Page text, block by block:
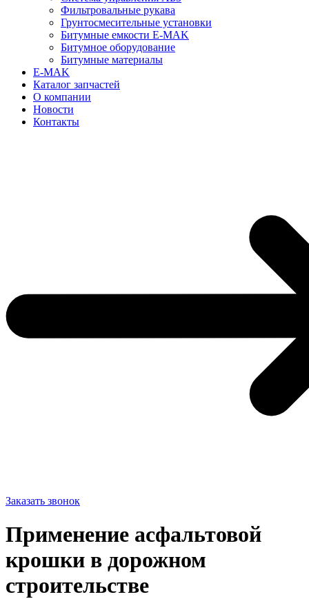
Фильтровальные рукава
Грунтосмесительные установки
Битумные емкости E-MAK
Битумное оборудование
Битумные материалы
E-MAK
Каталог запчастей
О компании
Новости
Контакты
Заказать звонок
Применение асфальтовой
крошки в дорожном
строительстве